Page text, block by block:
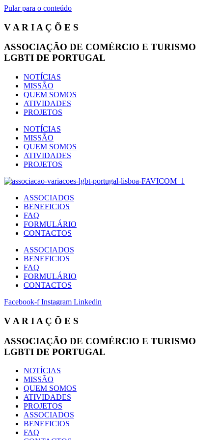
Pular para o conteúdo
V A R I A Ç Õ E S
ASSOCIAÇÃO DE COMÉRCIO E TURISMO
LGBTI DE PORTUGAL
NOTÍCIAS
MISSÃO
QUEM SOMOS
ATIVIDADES
PROJETOS
NOTÍCIAS
MISSÃO
QUEM SOMOS
ATIVIDADES
PROJETOS
ASSOCIADOS
BENEFICIOS
FAQ
FORMULÁRIO
CONTACTOS
ASSOCIADOS
BENEFICIOS
FAQ
FORMULÁRIO
CONTACTOS
Facebook-f Instagram Linkedin
V A R I A Ç Õ E S
ASSOCIAÇÃO DE COMÉRCIO E TURISMO
LGBTI DE PORTUGAL
NOTÍCIAS
MISSÃO
QUEM SOMOS
ATIVIDADES
PROJETOS
ASSOCIADOS
BENEFICIOS
FAQ